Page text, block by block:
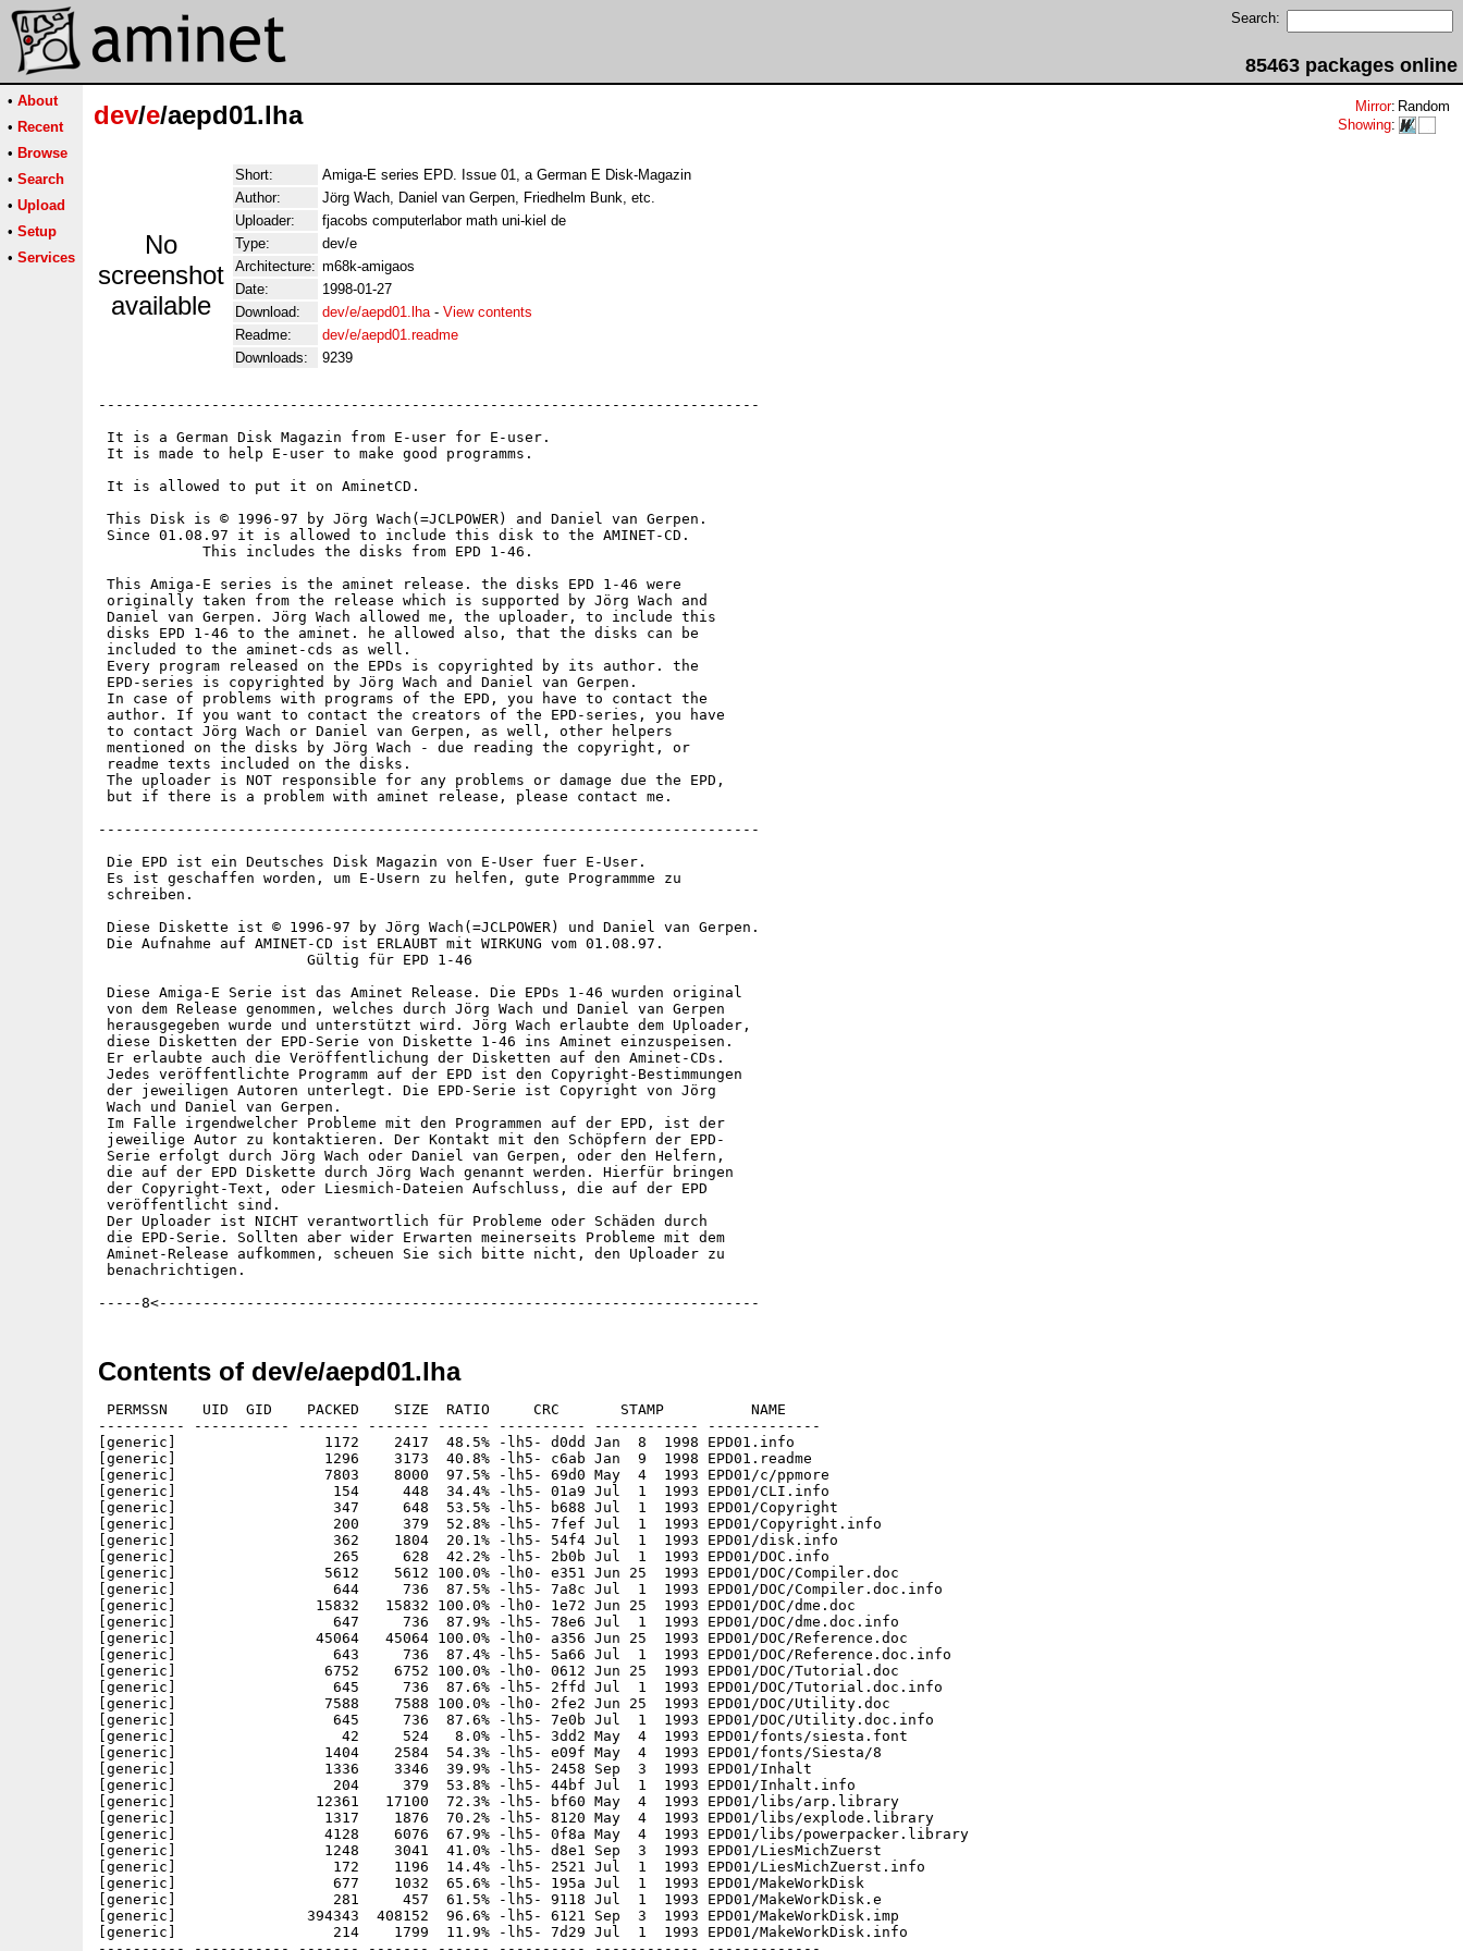
Search:
85463 packages online
• About
• Recent
• Browse
• Search
• Upload
• Setup
• Services
dev/e/aepd01.lha Mirror: Random
Showing:
No
screenshot
available
Short:
Amiga-E series EPD. Issue 01, a German E Disk-Magazin
Author:
Jörg Wach, Daniel van Gerpen, Friedhelm Bunk, etc.
Uploader:
fjacobs computerlabor math uni-kiel de
Type:
dev/e
Architecture: m68k-amigaos
Date:
1998-01-27
Download:
dev/e/aepd01.lha- View contents
Readme:
dev/e/aepd01.readme
Downloads:
9239
----------------------------------------------------------------------------
It is a German Disk Magazin from E-user for E-user.
It is made to help E-user to make good programms.
It is allowed to put it on AminetCD.
This Disk is © 1996-97 by Jörg Wach(=JCLPOWER) and Daniel van Gerpen.
Since 01.08.97 it is allowed to include this disk to the AMINET-CD.
            This includes the disks from EPD 1-46.
This Amiga-E series is the aminet release. the disks EPD 1-46 were
originally taken from the release which is supported by Jörg Wach and
Daniel van Gerpen. Jörg Wach allowed me, the uploader, to include this
disks EPD 1-46 to the aminet. he allowed also, that the disks can be
included to the aminet-cds as well.
Every program released on the EPDs is copyrighted by its author. the
EPD-series is copyrighted by Jörg Wach and Daniel van Gerpen.
In case of problems with programs of the EPD, you have to contact the
author. If you want to contact the creators of the EPD-series, you have
to contact Jörg Wach or Daniel van Gerpen, as well, other helpers
mentioned on the disks by Jörg Wach - due reading the copyright, or
readme texts included on the disks.
The uploader is NOT responsible for any problems or damage due the EPD,
but if there is a problem with aminet release, please contact me.
----------------------------------------------------------------------------
Die EPD ist ein Deutsches Disk Magazin von E-User fuer E-User.
Es ist geschaffen worden, um E-Usern zu helfen, gute Programmme zu
schreiben.
Diese Diskette ist © 1996-97 by Jörg Wach(=JCLPOWER) und Daniel van Gerpen.
Die Aufnahme auf AMINET-CD ist ERLAUBT mit WIRKUNG vom 01.08.97.
                        Gültig für EPD 1-46
Diese Amiga-E Serie ist das Aminet Release. Die EPDs 1-46 wurden original
von dem Release genommen, welches durch Jörg Wach und Daniel van Gerpen
herausgegeben wurde und unterstützt wird. Jörg Wach erlaubte dem Uploader,
diese Disketten der EPD-Serie von Diskette 1-46 ins Aminet einzuspeisen.
Er erlaubte auch die Veröffentlichung der Disketten auf den Aminet-CDs.
Jedes veröffentlichte Programm auf der EPD ist den Copyright-Bestimmungen
der jeweiligen Autoren unterlegt. Die EPD-Serie ist Copyright von Jörg
Wach und Daniel van Gerpen.
Im Falle irgendwelcher Probleme mit den Programmen auf der EPD, ist der
jeweilige Autor zu kontaktieren. Der Kontakt mit den Schöpfern der EPD-
Serie erfolgt durch Jörg Wach oder Daniel van Gerpen, oder den Helfern,
die auf der EPD Diskette durch Jörg Wach genannt werden. Hierfür bringen
der Copyright-Text, oder Liesmich-Dateien Aufschluss, die auf der EPD
veröffentlicht sind.
Der Uploader ist NICHT verantwortlich für Probleme oder Schäden durch
die EPD-Serie. Sollten aber wider Erwarten meinerseits Probleme mit dem
Aminet-Release aufkommen, scheuen Sie sich bitte nicht, den Uploader zu
benachrichtigen.
Contents of dev/e/aepd01.lha
PERMSSN    UID  GID    PACKED    SIZE  RATIO     CRC       STAMP          NAME
---------- ----------- ------- ------- ------ ---------- ------------ -------------
[generic]                 1172    2417  48.5% -lh5- d0dd Jan  8  1998 EPD01.info
[generic]                 1296    3173  40.8% -lh5- c6ab Jan  9  1998 EPD01.readme
[generic]                 7803    8000  97.5% -lh5- 69d0 May  4  1993 EPD01/c/ppmore
[generic]                  154     448  34.4% -lh5- 01a9 Jul  1  1993 EPD01/CLI.info
[generic]                  347     648  53.5% -lh5- b688 Jul  1  1993 EPD01/Copyright
[generic]                  200     379  52.8% -lh5- 7fef Jul  1  1993 EPD01/Copyright.info
[generic]                  362    1804  20.1% -lh5- 54f4 Jul  1  1993 EPD01/disk.info
[generic]                  265     628  42.2% -lh5- 2b0b Jul  1  1993 EPD01/DOC.info
[generic]                 5612    5612 100.0% -lh0- e351 Jun 25  1993 EPD01/DOC/Compiler.doc
[generic]                  644     736  87.5% -lh5- 7a8c Jul  1  1993 EPD01/DOC/Compiler.doc.info
[generic]                15832   15832 100.0% -lh0- 1e72 Jun 25  1993 EPD01/DOC/dme.doc
[generic]                  647     736  87.9% -lh5- 78e6 Jul  1  1993 EPD01/DOC/dme.doc.info
[generic]                45064   45064 100.0% -lh0- a356 Jun 25  1993 EPD01/DOC/Reference.doc
[generic]                  643     736  87.4% -lh5- 5a66 Jul  1  1993 EPD01/DOC/Reference.doc.info
[generic]                 6752    6752 100.0% -lh0- 0612 Jun 25  1993 EPD01/DOC/Tutorial.doc
[generic]                  645     736  87.6% -lh5- 2ffd Jul  1  1993 EPD01/DOC/Tutorial.doc.info
[generic]                 7588    7588 100.0% -lh0- 2fe2 Jun 25  1993 EPD01/DOC/Utility.doc
[generic]                  645     736  87.6% -lh5- 7e0b Jul  1  1993 EPD01/DOC/Utility.doc.info
[generic]                   42     524   8.0% -lh5- 3dd2 May  4  1993 EPD01/fonts/siesta.font
[generic]                 1404    2584  54.3% -lh5- e09f May  4  1993 EPD01/fonts/Siesta/8
[generic]                 1336    3346  39.9% -lh5- 2458 Sep  3  1993 EPD01/Inhalt
[generic]                  204     379  53.8% -lh5- 44bf Jul  1  1993 EPD01/Inhalt.info
[generic]                12361   17100  72.3% -lh5- bf60 May  4  1993 EPD01/libs/arp.library
[generic]                 1317    1876  70.2% -lh5- 8120 May  4  1993 EPD01/libs/explode.library
[generic]                 4128    6076  67.9% -lh5- 0f8a May  4  1993 EPD01/libs/powerpacker.library
[generic]                 1248    3041  41.0% -lh5- d8e1 Sep  3  1993 EPD01/LiesMichZuerst
[generic]                  172    1196  14.4% -lh5- 2521 Jul  1  1993 EPD01/LiesMichZuerst.info
[generic]                  677    1032  65.6% -lh5- 195a Jul  1  1993 EPD01/MakeWorkDisk
[generic]                  281     457  61.5% -lh5- 9118 Jul  1  1993 EPD01/MakeWorkDisk.e
[generic]               394343  408152  96.6% -lh5- 6121 Sep  3  1993 EPD01/MakeWorkDisk.imp
[generic]                  214    1799  11.9% -lh5- 7d29 Jul  1  1993 EPD01/MakeWorkDisk.info